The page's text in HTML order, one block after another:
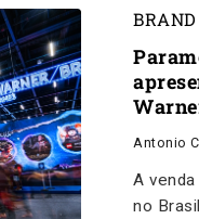
Antonio
A
no